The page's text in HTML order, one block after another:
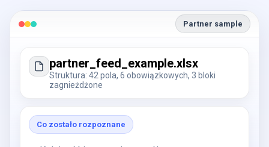
Partner sample
partner_feed_example.xlsx
Struktura: 42 pola, 6 obowiązkowych, 3 bloki
zagnieżdżone
Co zostało rozpoznane